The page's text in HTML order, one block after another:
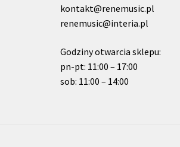
kontakt@renemusic.pl
renemusic@interia.pl
Godziny otwarcia sklepu:
pn-pt: 11:00 – 17:00
sob: 11:00 – 14:00